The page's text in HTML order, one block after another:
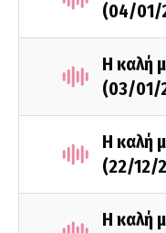
(04/01/
Η καλή
(03/01/
Η καλή
(22/12/
Η καλή